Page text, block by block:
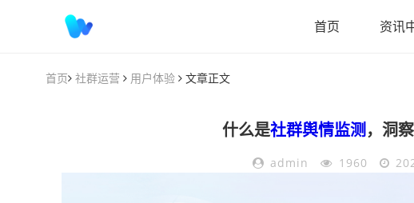
首页 资讯
首页 社群运营 用户体验 文章正文
什么是社群舆情监测，洞
admin 1960